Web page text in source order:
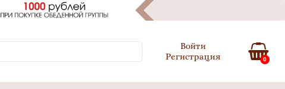
Войти
Регистрация
0